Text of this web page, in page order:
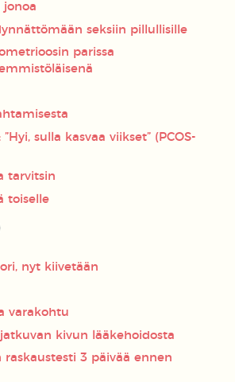
jonoa
seksiin pillullisille
parissa
sulla kasvaa viikset” (PCOS-
tarvitsin
toiselle
nyt kiivetään
varakohtu
jatkuvan kivun lääkehoidosta
raskaustesti 3 päivää ennen